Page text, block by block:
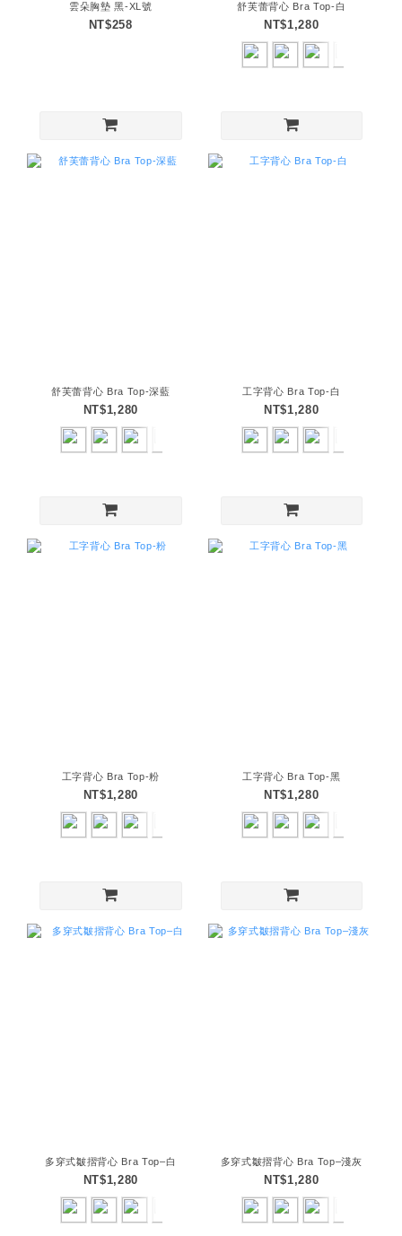
雲朵胸墊 黑-XL號
NT$258
舒芙蕾背心 Bra Top-白
NT$1,280
舒芙蕾背心 Bra Top-深藍
NT$1,280
工字背心 Bra Top-白
NT$1,280
工字背心 Bra Top-粉
NT$1,280
工字背心 Bra Top-黑
NT$1,280
多穿式皺摺背心 Bra Top–白
NT$1,280
多穿式皺摺背心 Bra Top–淺灰
NT$1,280